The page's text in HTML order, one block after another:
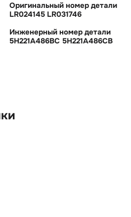
Оригинальный номер детали
LR024145 LR031746
Инженерный номер детали
5H221A486BC 5H221A486CB